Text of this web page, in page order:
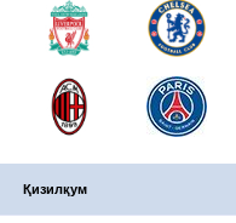
Қизилқум